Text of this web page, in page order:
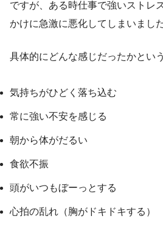
ですが、ある時仕事で強いストレ
かけに急激に悪化してしまいました
具体的にどんな感じだったかとい
気持ちがひどく落ち込む
常に強い不安を感じる
朝から体がだるい
食欲不振
頭がいつもぼーっとする
心拍の乱れ（胸がドキドキする）